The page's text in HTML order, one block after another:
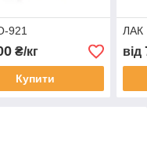
921
₴/кг
Купити
ЛАК
від